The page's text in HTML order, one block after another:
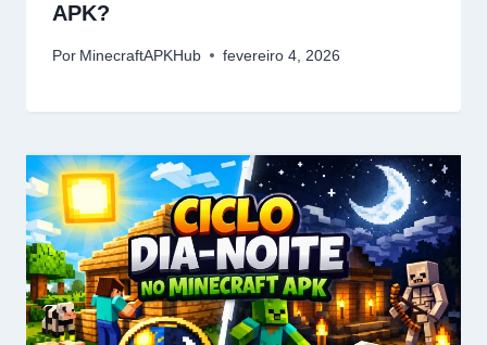
APK?
Por MinecraftAPKHub fevereiro 4, 2026